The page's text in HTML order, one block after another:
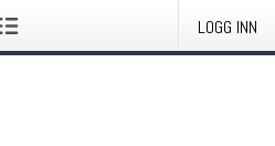
LOGG INN